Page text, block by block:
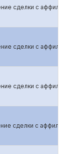
сделки с
сделки с
сделки с
сделки с